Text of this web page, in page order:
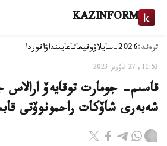
KAZINFORM
ترەند:2026-سايلاۋ وقيعاتاعايىنداۋاقوردا
11:53, 27 ناۋرىز 2023
قاسىم- جومارت توقايەۆ
شەبەرى شاۆكات راحمونوۆتى